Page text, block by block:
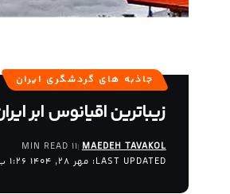
جاذبه های گردشگری ایران
زیباترین اقیانوس ابر
LAST UPDATED: مهر 28, 1404 1:26 ب.ظ
MAEDEH TAVAKOL
11 MIN READ